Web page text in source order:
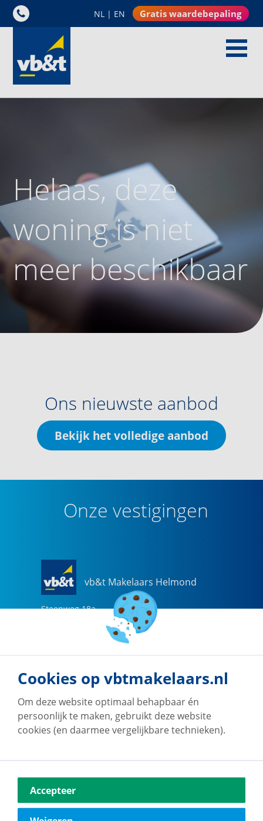
NL | EN Gratis waardebepaling
Helaas, deze
woning is niet
meer beschikbaar
Ons nieuwste aanbod
Bekijk het volledige aanbod
Onze vestigingen
vb&t Makelaars Helmond
Steenweg 18a
helmond@vbtmakelaars.nl
Naar vestiging
Vestdijk 180
5611 CZ Eindhoven
040-2696949
Cookies op vbtmakelaars.nl
Om deze website optimaal behapbaar én
persoonlijk te maken, gebruikt deze website
cookies (en daarmee vergelijkbare technieken).
Accepteer